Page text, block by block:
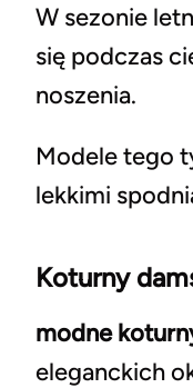
W sezonie
się podczas
noszenia.
Modele tego
lekkimi
Koturny
modne
eleganckich